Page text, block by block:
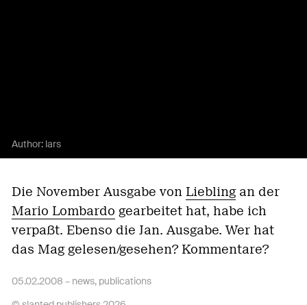
Author: lars
Die November Ausgabe von Lieblingan der
Mario Lombardo gearbeitet hat, habe ich
verpaßt. Ebenso die Jan. Ausgabe. Wer hat
das Mag gelesen/gesehen? Kommentare?
05.02.2008 – news, publications